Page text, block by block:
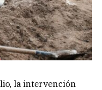
la intervención